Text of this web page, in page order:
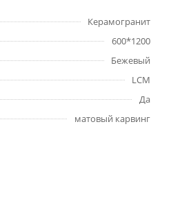
Керамогранит
600*1200
Бежевый
LCM
Да
матовый карвинг